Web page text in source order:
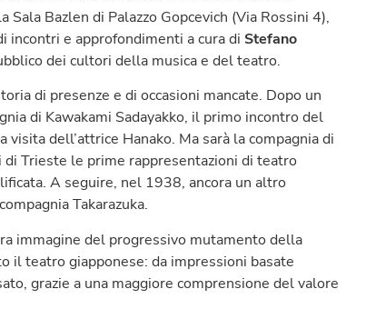
Sala Bazlen di Palazzo Gopcevich (Via Rossini 4),
incontri e approfondimenti a cura di Stefano
dei cultori della musica e del teatro.
di presenze e di occasioni mancate. Dopo un
di Kawakami Sadayakko, il primo incontro del
dell’attrice Hanako. Ma sarà la compagnia di
Trieste le prime rappresentazioni di teatro
A seguire, nel 1938, ancora un altro
Takarazuka.
immagine del progressivo mutamento della
il teatro giapponese: da impressioni basate
grazie a una maggiore comprensione del valore